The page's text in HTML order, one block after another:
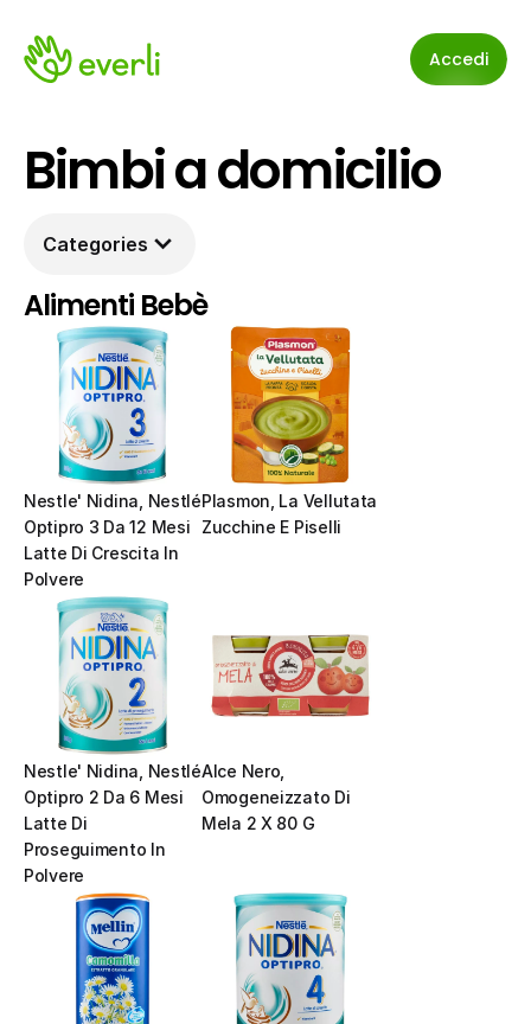
Accedi
Bimbi a domicilio
Categories
Alimenti Bebè
Nestle' Nidina, Nestlé
Optipro 3 Da 12 Mesi
Latte Di Crescita In
Polvere
Plasmon, La Vellutata
Zucchine E Piselli
Nestle' Nidina, Nestlé
Optipro 2 Da 6 Mesi
Latte Di
Proseguimento In
Polvere
Alce Nero,
Omogeneizzato Di
Mela 2 X 80 G